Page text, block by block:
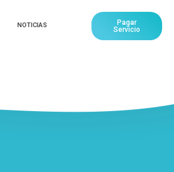
NOTICIAS
Pagar
Servicio